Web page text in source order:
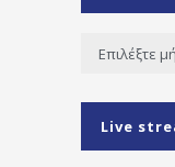
Ιστορικό
Live